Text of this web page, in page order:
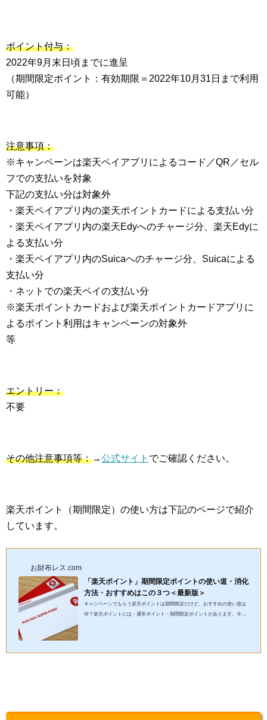
ポイント付与：
2022年9月末日頃までに進呈
（期間限定ポイント：有効期限＝2022年10月31日まで利用
可能）
注意事項：
※キャンペーンは楽天ペイアプリによるコード／QR／セル
フでの支払いを対象
下記の支払い分は対象外
・楽天ペイアプリ内の楽天ポイントカードによる支払い分
・楽天ペイアプリ内の楽天Edyへのチャージ分、楽天Edyに
よる支払い分
・楽天ペイアプリ内のSuicaへのチャージ分、Suicaによる
支払い分
・ネットでの楽天ペイの支払い分
※楽天ポイントカードおよび楽天ポイントカードアプリに
よるポイント利用はキャンペーンの対象外
等
エントリー：
不要
その他注意事項等：→公式サイト でご確認ください。
楽天ポイント（期間限定）の使い方は下記のページで紹介
しています。
お財布レス.com
「楽天ポイント」期間限定ポイントの使い道・消化
方法・おすすめはこの３つ＜最新版＞
キャンペーンでもらう楽天ポイントは期間限定だけど、おすすめの使い道は
何？楽天ポイントには・通常ポイント・期間限定ポイントがあります。今回